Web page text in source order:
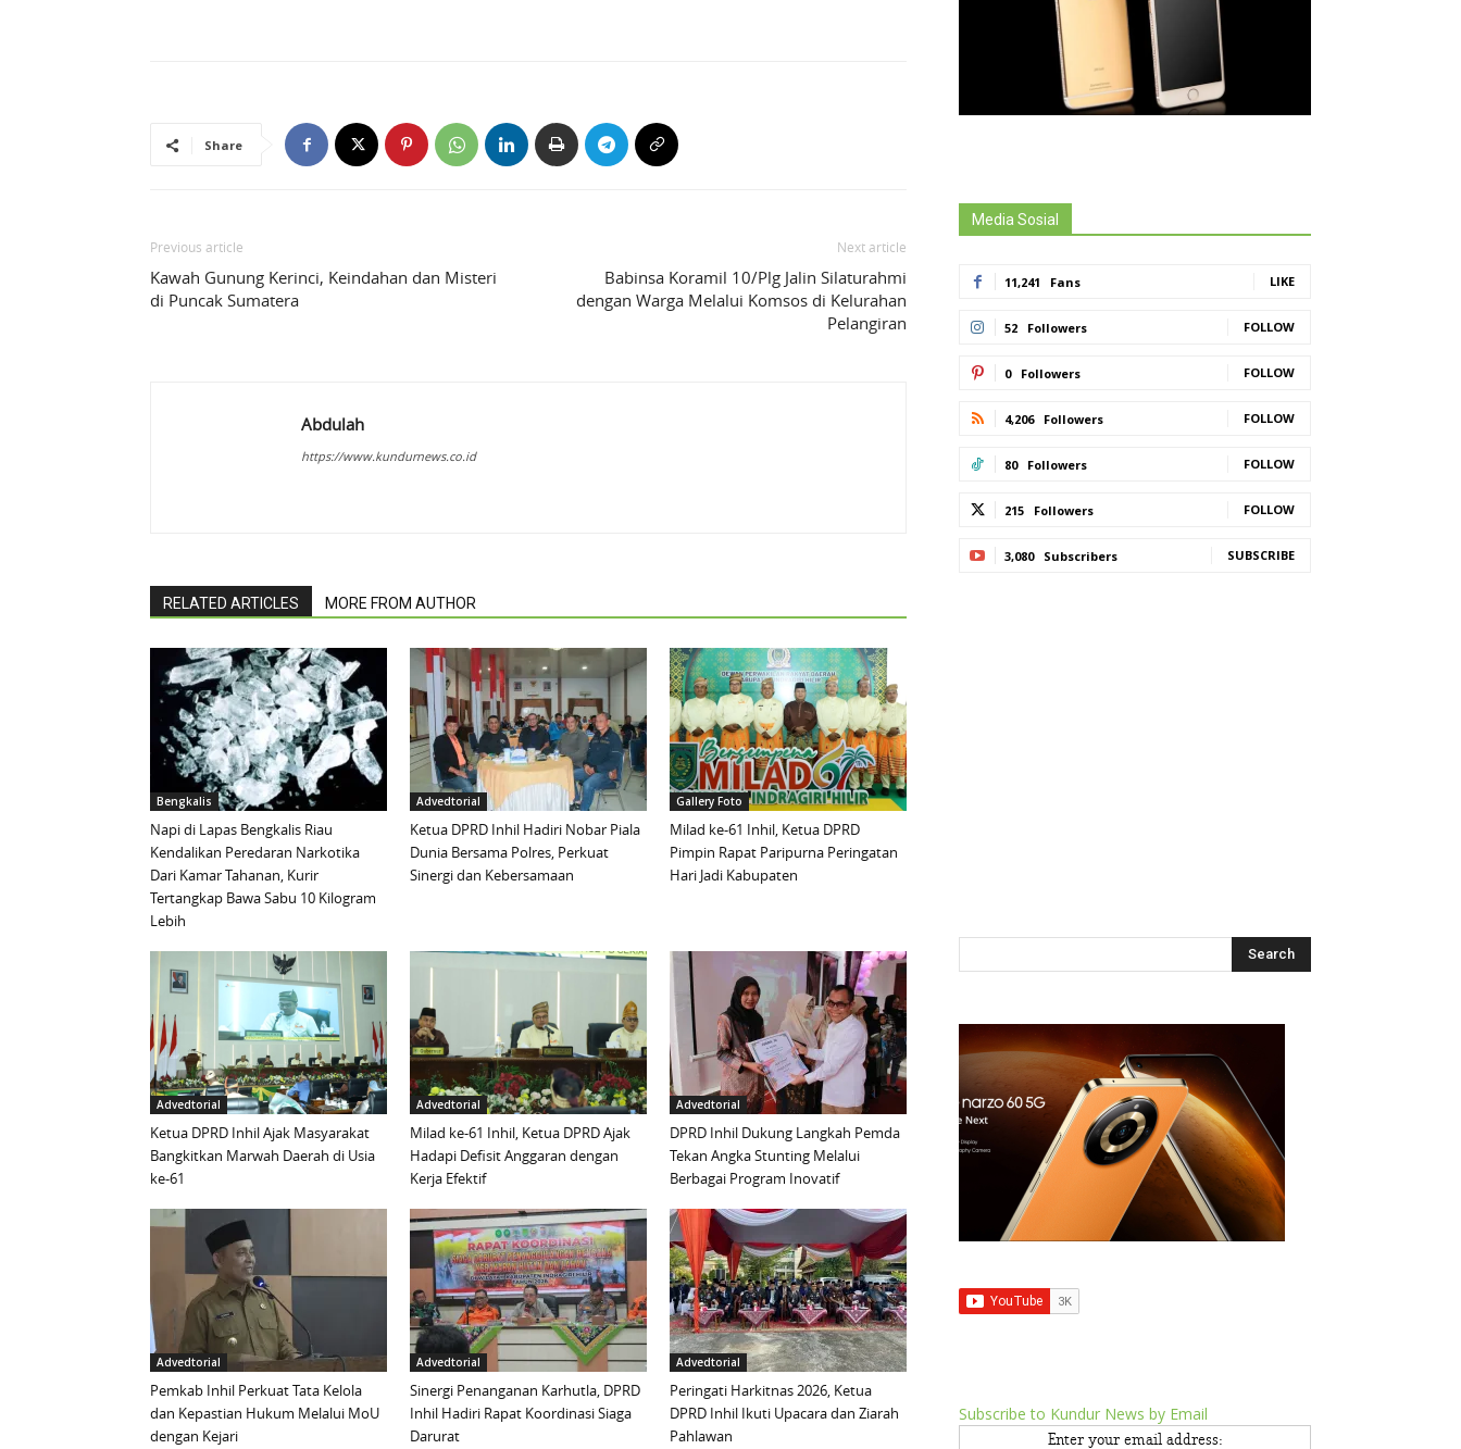
Share
Previous article
Kawah Gunung Kerinci, Keindahan dan Misteri
di Puncak Sumatera
Next article
Babinsa Koramil 10/Plg Jalin Silaturahmi
dengan Warga Melalui Komsos di Kelurahan
Pelangiran
Abdulah
https://www.kundurnews.co.id
RELATED ARTICLES MORE FROM AUTHOR
Bengkalis
Napi di Lapas Bengkalis Riau
Kendalikan Peredaran Narkotika
Dari Kamar Tahanan, Kurir
Tertangkap Bawa Sabu 10 Kilogram
Lebih
Advedtorial
Ketua DPRD Inhil Hadiri Nobar Piala
Dunia Bersama Polres, Perkuat
Sinergi dan Kebersamaan
Gallery Foto
Milad ke-61 Inhil, Ketua DPRD
Pimpin Rapat Paripurna Peringatan
Hari Jadi Kabupaten
Advedtorial
Ketua DPRD Inhil Ajak Masyarakat
Bangkitkan Marwah Daerah di Usia
ke-61
Advedtorial
Milad ke-61 Inhil, Ketua DPRD Ajak
Hadapi Defisit Anggaran dengan
Kerja Efektif
Advedtorial
DPRD Inhil Dukung Langkah Pemda
Tekan Angka Stunting Melalui
Berbagai Program Inovatif
Advedtorial
Pemkab Inhil Perkuat Tata Kelola
dan Kepastian Hukum Melalui MoU
dengan Kejari
Advedtorial
Sinergi Penanganan Karhutla, DPRD
Inhil Hadiri Rapat Koordinasi Siaga
Darurat
Advedtorial
Peringati Harkitnas 2026, Ketua
DPRD Inhil Ikuti Upacara dan Ziarah
Pahlawan
Media Sosial
11,241 Fans LIKE
52 Followers FOLLOW
0 Followers FOLLOW
4,206 Followers FOLLOW
80 Followers FOLLOW
215 Followers FOLLOW
3,080 Subscribers SUBSCRIBE
Subscribe to Kundur News by Email
Enter your email address: